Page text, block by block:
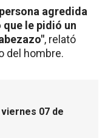
agredida
le pidió un
, relató
del hombre.
07 de